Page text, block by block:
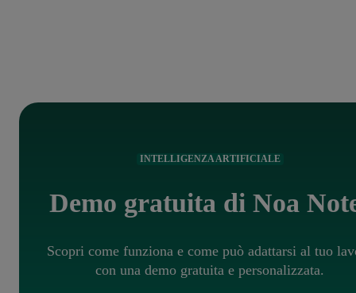
INTELLIGENZA ARTIFICIALE
Demo gratuita di Noa
Scopri come funziona e come può adattarsi al tuo
con una demo gratuita e personalizzata.